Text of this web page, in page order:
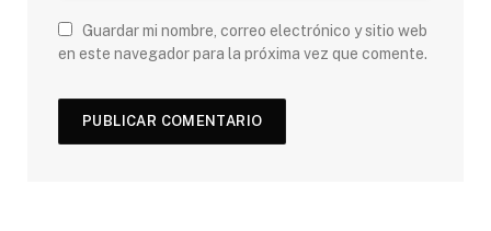
Guardar mi nombre, correo electrónico y sitio web
en este navegador para la próxima vez que comente.